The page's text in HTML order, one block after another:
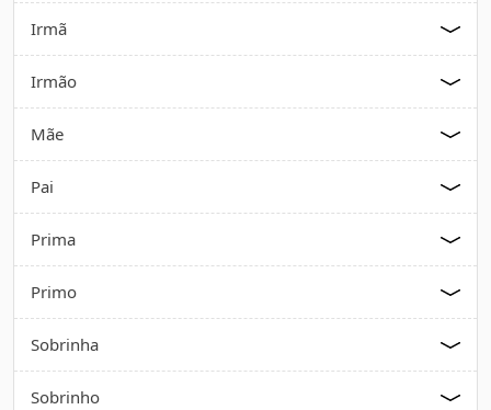
Irmã
Irmão
Mãe
Pai
Prima
Primo
Sobrinha
Sobrinho